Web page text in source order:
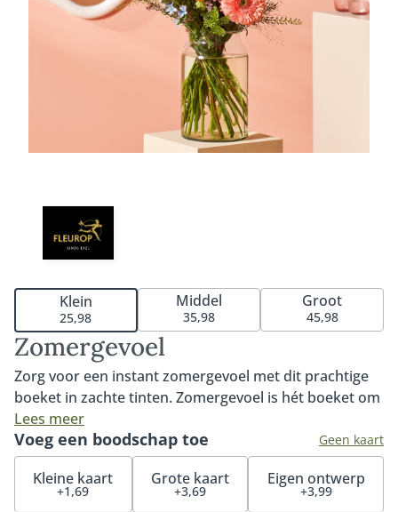
Zomergevoel
Zorg voor een instant zomergevoel met dit prachtige
boeket in zachte tinten. Zomergevoel is hét boeket om
de zomer in huis te halen. De prachtige leeuwenbek in
combinatie met de kleurrijke gerbera zorgt voor een
onweerstaanbaar geheel. Een luchtig zomerboeket
waar je iedereen blij mee maakt. Exclusief vaas. Tip:
Lees meer
Klein
25,98
Middel
35,98
Groot
45,98
Voeg een boodschap toe Geen kaart
Kleine kaart
+1,69
Grote kaart
+3,69
Eigen ontwerp
+3,99